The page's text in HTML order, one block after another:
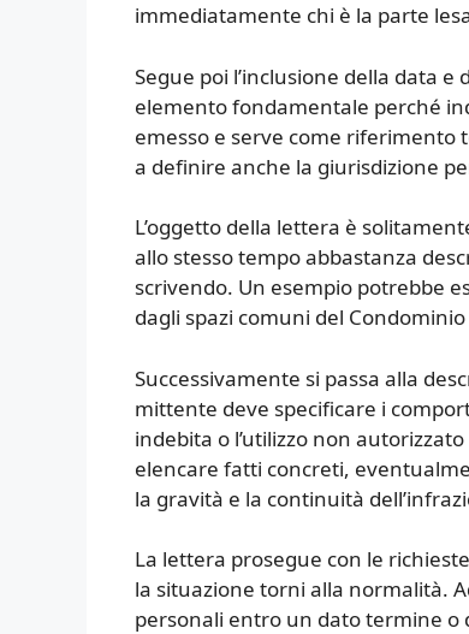
immediatamente chi è la parte
Segue poi l’inclusione della data
elemento fondamentale perché
emesso e serve come riferimento
a definire anche la giurisdizione
L’oggetto della lettera è
allo stesso tempo abbastanza
scrivendo. Un esempio potrebbe
dagli spazi comuni del
Successivamente si passa alla
mittente deve specificare i
indebita o l’utilizzo non
elencare fatti concreti,
la gravità e la continuità
La lettera prosegue con le
la situazione torni alla normalità.
personali entro un dato termine o